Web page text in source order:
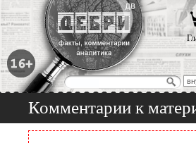
Комментарии к